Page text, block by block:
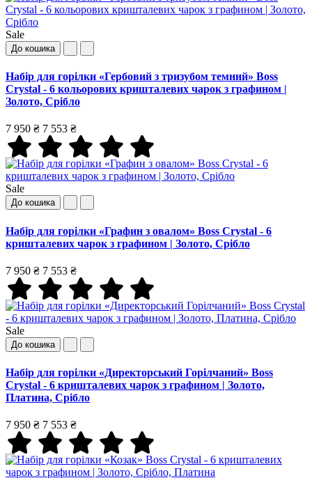
Sale
До кошика
Набір для горілки «Гербовий з тризубом темний» Boss
Crystal - 6 кольорових кришталевих чарок з графином |
Золото, Срібло
7 950 ₴ 7 553 ₴
Sale
До кошика
Набір для горілки «Графин з овалом» Boss Crystal - 6
кришталевих чарок з графином | Золото, Срібло
7 950 ₴ 7 553 ₴
Sale
До кошика
Набір для горілки «Директорський Горілчаний» Boss
Crystal - 6 кришталевих чарок з графином | Золото,
Платина, Срібло
7 950 ₴ 7 553 ₴